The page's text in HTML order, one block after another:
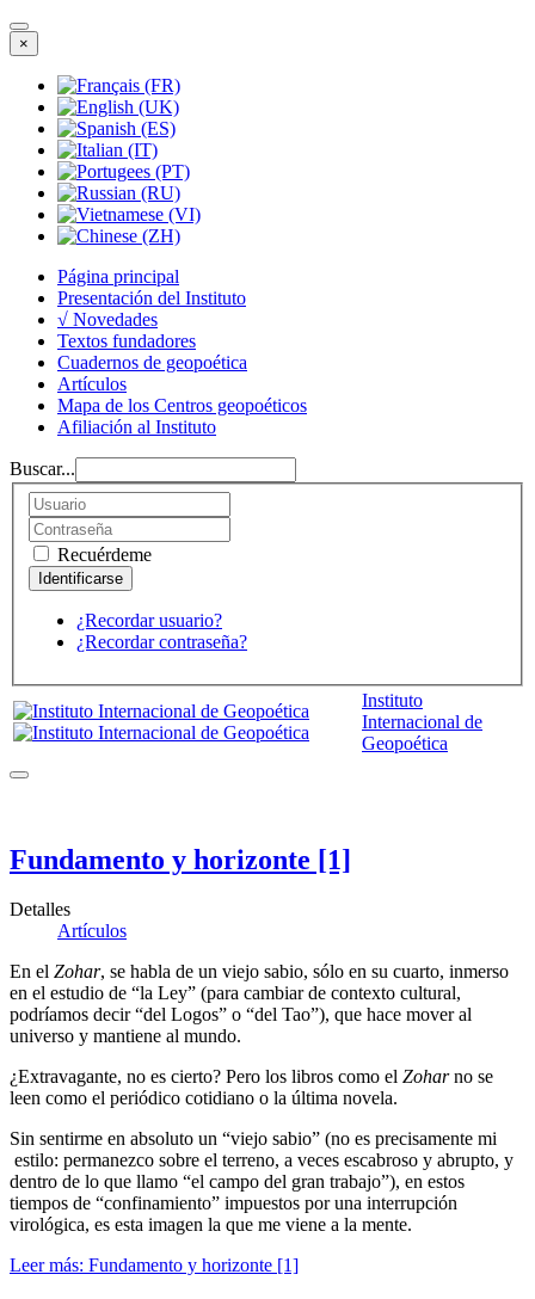
×
Página principal
Presentación del Instituto
√ Novedades
Textos fundadores
Cuadernos de geopoética
Artículos
Mapa de los Centros geopoéticos
Afiliación al Instituto
Buscar...
Recuérdeme
¿Recordar usuario?
¿Recordar contraseña?
Instituto
Internacional de
Geopoética
Fundamento y horizonte [1]
Detalles
Artículos
En el Zohar, se habla de un viejo sabio, sólo en su cuarto, inmerso
en el estudio de “la Ley” (para cambiar de contexto cultural,
podríamos decir “del Logos” o “del Tao”), que hace mover al
universo y mantiene al mundo.
¿Extravagante, no es cierto? Pero los libros como el Zoharno se
leen como el periódico cotidiano o la última novela.
Sin sentirme en absoluto un “viejo sabio” (no es precisamente mi
estilo: permanezco sobre el terreno, a veces escabroso y abrupto, y
dentro de lo que llamo “el campo del gran trabajo”), en estos
tiempos de “confinamiento” impuestos por una interrupción
virológica, es esta imagen la que me viene a la mente.
Leer más: Fundamento y horizonte [1]